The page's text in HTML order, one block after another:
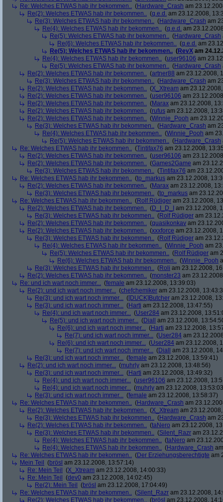
Re: Welches ETWAS hab ihr bekommen.. (Hardware_Crash am
Re(2): Welches ETWAS hab ihr bekommen.. (q.e.d. am 23.12.2008,
Re(3): Welches ETWAS hab ihr bekommen.. (Hardware_Crash am
Re(4): Welches ETWAS hab ihr bekommen.. (q.e.d. am
Re(5): Welches ETWAS hab ihr bekommen.. (Hardware_Crash
Re(6): Welches ETWAS hab ihr bekommen.. (q.e.d. am
Re(5): Welches ETWAS hab ihr bekommen.. (RevX am
Re(4): Welches ETWAS hab ihr bekommen.. (user96106 am
Re(5): Welches ETWAS hab ihr bekommen.. (Hardware_Crash
Re(2): Welches ETWAS hab ihr bekommen.. (artner88 am 23.12.2008,
Re(3): Welches ETWAS hab ihr bekommen.. (Hardware_Crash am
Re(2): Welches ETWAS hab ihr bekommen.. (X_Xtream am
Re(2): Welches ETWAS hab ihr bekommen.. (user96106 am
Re(2): Welches ETWAS hab ihr bekommen.. (Marax am 23.12.2008,
Re(2): Welches ETWAS hab ihr bekommen.. (rufus am 23.12.2008,
Re(2): Welches ETWAS hab ihr bekommen.. (Winnie_Pooh am
Re(3): Welches ETWAS hab ihr bekommen.. (Hardware_Crash am
Re(4): Welches ETWAS hab ihr bekommen.. (Winnie_Pooh am
Re(5): Welches ETWAS hab ihr bekommen.. (Hardware_Crash
Re: Welches ETWAS hab ihr bekommen.. (Tintifax76 am 23.12.2008,
Re(2): Welches ETWAS hab ihr bekommen.. (user96106 am
Re(2): Welches ETWAS hab ihr bekommen.. (Games2Game am
Re(3): Welches ETWAS hab ihr bekommen.. (Tintifax76 am
Re: Welches ETWAS hab ihr bekommen.. (to_markus am 23.12.2008,
Re(2): Welches ETWAS hab ihr bekommen.. (Marax am 23.12.2008,
Re(3): Welches ETWAS hab ihr bekommen.. (to_markus am
Re: Welches ETWAS hab ihr bekommen.. (Rolf Rüdiger am 23.12.2008,
Re(2): Welches ETWAS hab ihr bekommen.. (D_I_D_I
am 23.12.2008,
Re(3): Welches ETWAS hab ihr bekommen.. (Rolf Rüdiger am
Re(2): Welches ETWAS hab ihr bekommen.. (quasikonkav am
Re(2): Welches ETWAS hab ihr bekommen.. (xxxforce am 23.12.2008,
Re(3): Welches ETWAS hab ihr bekommen.. (Rolf Rüdiger am
Re(4): Welches ETWAS hab ihr bekommen.. (Winnie_Pooh am
Re(5): Welches ETWAS hab ihr bekommen.. (Rolf Rüdiger am
Re(6): Welches ETWAS hab ihr bekommen.. (Winnie_Pooh
Re(3): Welches ETWAS hab ihr bekommen.. (Roli am 23.12.2008,
Re(2): Welches ETWAS hab ihr bekommen.. (monster23 am
Re: und ich wart noch immer... (female am 23.12.2008, 13:39:03)
Re(2): und ich wart noch immer... (chefchemiker am 23.12.2008,
Re(3): und ich wart noch immer... ([DUCK]Butcher am 23.12.2008,
Re(3): und ich wart noch immer... (Harti am 23.12.2008, 13:47:55)
Re(4): und ich wart noch immer... (User284 am 23.12.2008,
Re(5): und ich wart noch immer... (Diall
am 23.12.2008,
Re(6): und ich wart noch immer... (Harti am 23.12.2008,
Re(7): und ich wart noch immer... (User284 am
Re(6): und ich wart noch immer... (User284 am 23.12.2008,
Re(7): und ich wart noch immer... (Diall
am 23.12.2008,
Re(3): und ich wart noch immer... (female am 23.12.2008, 13:59:41)
Re(2): und ich wart noch immer... (muhrly am 23.12.2008, 13:48:56)
Re(3): und ich wart noch immer... (Harti am 23.12.2008, 13:49:32)
Re(4): und ich wart noch immer... (user96106 am 23.12.2008,
Re(4): und ich wart noch immer... (muhrly am 23.12.2008,
Re(3): und ich wart noch immer... (female am 23.12.2008, 13:58:37)
Re: Welches ETWAS hab ihr bekommen.. (Hardware_Crash am
Re(2): Welches ETWAS hab ihr bekommen.. (X_Xtream am
Re(3): Welches ETWAS hab ihr bekommen.. (Hardware_Crash am
Re(2): Welches ETWAS hab ihr bekommen.. (taNero am 23.12.2008,
Re(3): Welches ETWAS hab ihr bekommen.. (Silent_Razr am
Re(4): Welches ETWAS hab ihr bekommen.. (taNero am
Re(4): Welches ETWAS hab ihr bekommen.. (Hardware_Crash
Re: Welches ETWAS hab ihr bekommen.. (Der Erziehungsberechtigte am
Mein Teil
(brösl am 23.12.2008, 13:57:14)
Re: Mein Teil
(X_Xtream am 23.12.2008, 14:00:33)
Re: Mein Teil
(dev0 am 23.12.2008, 14:02:45)
Re(2): Mein Teil
(brösl am 23.12.2008, 17:04:49)
Re: Welches ETWAS hab ihr bekommen.. (Silent_Razr am 23.12.2008,
Re(2): Welches ETWAS hab ihr bekommen.. (brösl am 23.12.2008,